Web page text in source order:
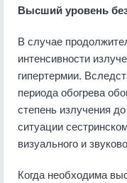
Высший уровень
В случае
интенсивности
гипертермии.
периода обогрева
степень излучения
ситуации
визуального и
Когда необходима